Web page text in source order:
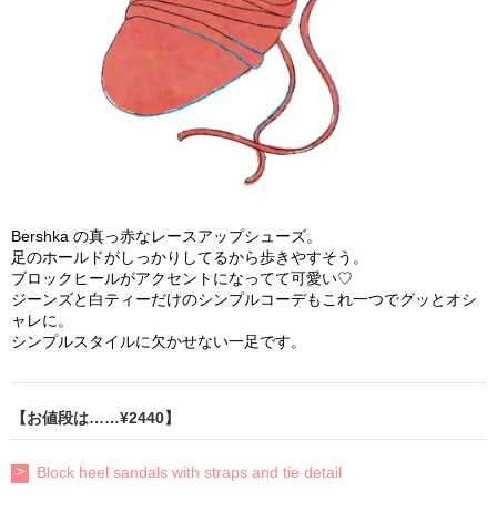
Bershka の真っ赤なレースアップシューズ。
足のホールドがしっかりしてるから歩きやすそう。
ブロックヒールがアクセントになってて可愛い♡
ジーンズと白ティーだけのシンプルコーデもこれ一つでグッとオシ
ャレに。
シンプルスタイルに欠かせない一足です。
【お値段は……¥2440】
Block heel sandals with straps and tie detail